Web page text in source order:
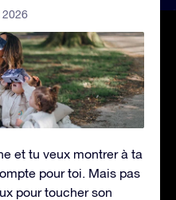
2026
et tu veux montrer à ta
pour toi. Mais pas
pour toucher son